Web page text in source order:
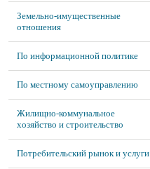
Земельно-имущественные
отношения
По информационной политике
По местному самоуправлению
Жилищно-коммунальное
хозяйство и строительство
Потребительский рынок и услуги